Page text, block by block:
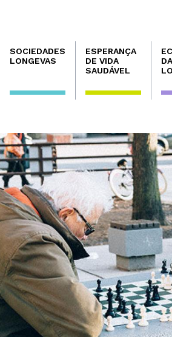
Navegación
principal
SOCIEDADES
LONGEVAS
ESPERANÇA
DE VIDA
SAUDÁVEL
DA